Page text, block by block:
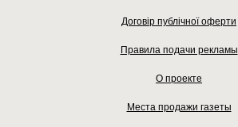
Договір публічної оферти
Правила подачи рекламы
О проекте
Места продажи газеты